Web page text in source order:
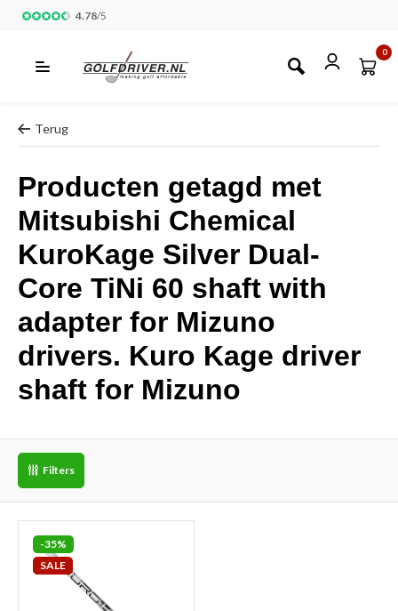
4.78/5
0
Terug
Producten getagd met
Mitsubishi Chemical
KuroKage Silver Dual-
Core TiNi 60 shaft with
adapter for Mizuno
drivers. Kuro Kage driver
shaft for Mizuno
Filters
-35%
SALE